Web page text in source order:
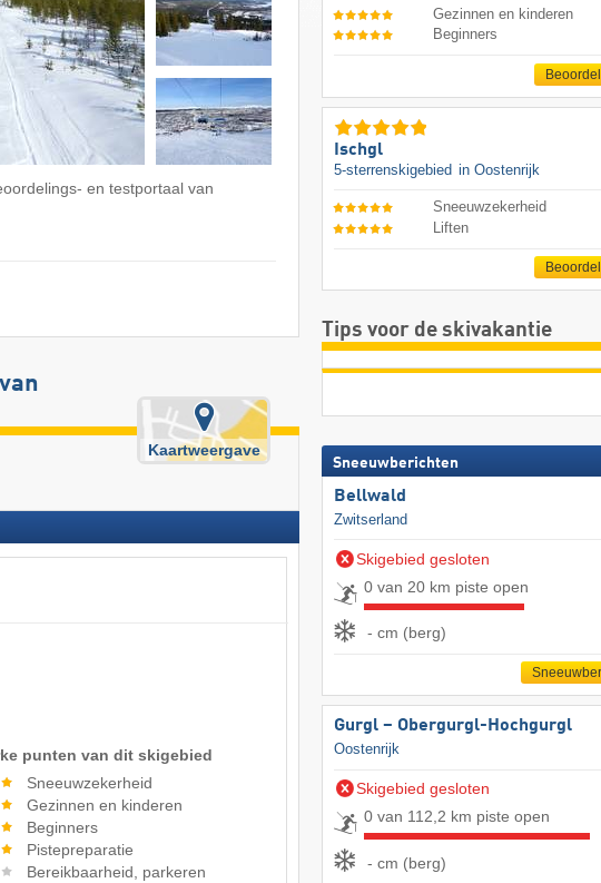
en testportaal van
Kaartweergave
punten van dit skigebied
Sneeuwzekerheid
Gezinnen en kinderen
Beginners
Pistepreparatie
Bereikbaarheid, parkeren
Gezinnen en kinderen
Beginners
Ischgl
5-sterrenskigebied in Oostenrijk
Sneeuwzekerheid
Liften
Tips voor de skivakantie
Sneeuwberichten
Bellwald
Zwitserland
Skigebied gesloten
0 van 20 km piste open
- cm (berg)
Gurgl – Obergurgl-Hochgurgl
Oostenrijk
Skigebied gesloten
0 van 112,2 km piste open
- cm (berg)